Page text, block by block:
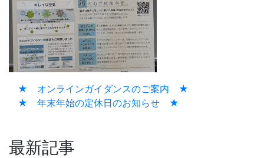
★ オンラインガイダンスのご案内 ★
★ 年末年始の定休日のお知らせ ★
最新記事